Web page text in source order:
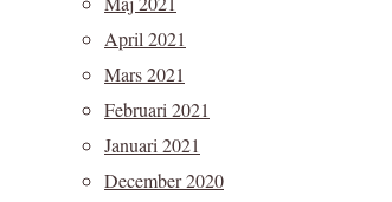
April 2021
Mars 2021
Februari 2021
Januari 2021
December 2020